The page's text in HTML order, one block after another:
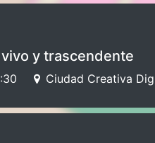
y trascendente
Ciudad Creativa